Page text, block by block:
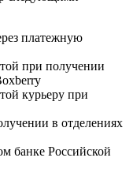
платежную
при получении
курьеру при
в отделениях
банке Российской